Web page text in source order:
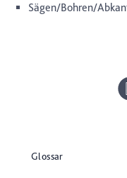
Sägen/Bohren/
Glossar